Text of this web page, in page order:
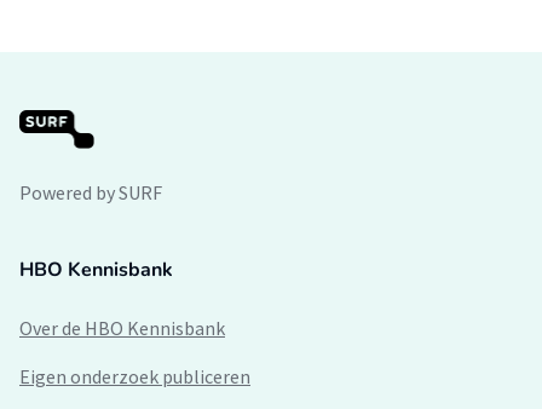
Powered by SURF
HBO Kennisbank
Over de HBO Kennisbank
Eigen onderzoek publiceren